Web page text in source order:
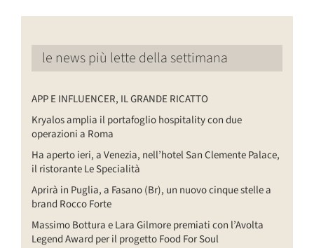
le news più lette della settimana
APP E INFLUENCER, IL GRANDE RICATTO
Kryalos amplia il portafoglio hospitality con due
operazioni a Roma
Ha aperto ieri, a Venezia, nell’hotel San Clemente Palace,
il ristorante Le Specialità
Aprirà in Puglia, a Fasano (Br), un nuovo cinque stelle a
brand Rocco Forte
Massimo Bottura e Lara Gilmore premiati con l’Avolta
Legend Award per il progetto Food For Soul